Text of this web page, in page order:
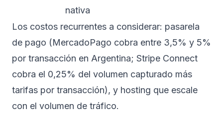
nativa
Los costos recurrentes a considerar: pasarela
de pago (MercadoPago cobra entre 3,5% y 5%
por transacción en Argentina; Stripe Connect
cobra el 0,25% del volumen capturado más
tarifas por transacción), y hosting que escale
con el volumen de tráfico.